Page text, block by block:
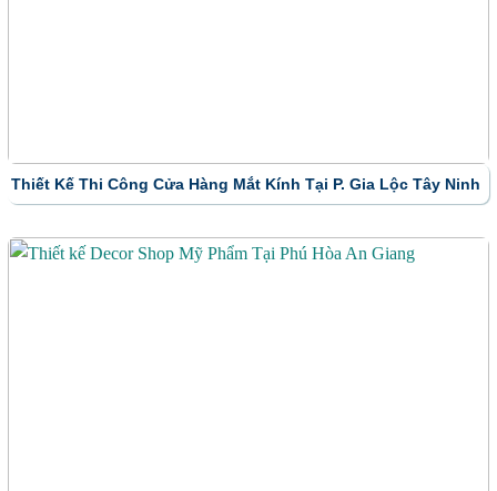
Thiết Kế Thi Công Cửa Hàng Mắt Kính Tại P. Gia Lộc Tây Ninh